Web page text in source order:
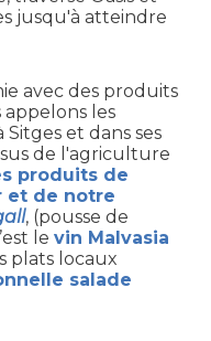
jusqu'à atteindre
avec des produits
appelons les
et dans ses
de l'agriculture
produits de
et de notre
, (pousse de
le vin Malvasia
plats locaux
salade